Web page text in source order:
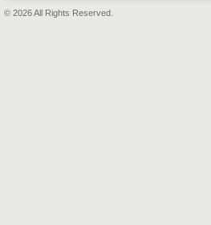
© 2026 All Rights Reserved.